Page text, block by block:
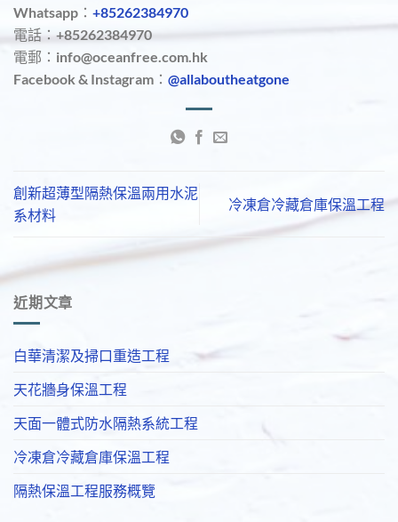
Whatsapp： +85262384970
電話：+85262384970
電郵：info@oceanfree.com.hk
Facebook & Instagram： @allaboutheatgone
創新超薄型隔熱保溫兩用水泥
系材料
冷凍倉冷藏倉庫保溫工程
近期文章
白華清潔及掃口重造工程
天花牆身保溫工程
天面一體式防水隔熱系統工程
冷凍倉冷藏倉庫保溫工程
隔熱保溫工程服務概覽